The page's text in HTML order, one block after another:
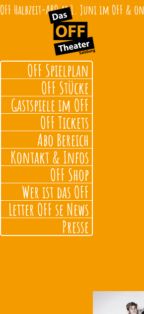
OFF Halbzeit-ABO ab 1. Juni im OFF &
OFF Spielplan
OFF Stücke
Gastspiele im OFF
OFF Tickets
Abo Bereich
Kontakt & Infos
OFF Shop
Wer ist das OFF
Letter OFF se News
Presse